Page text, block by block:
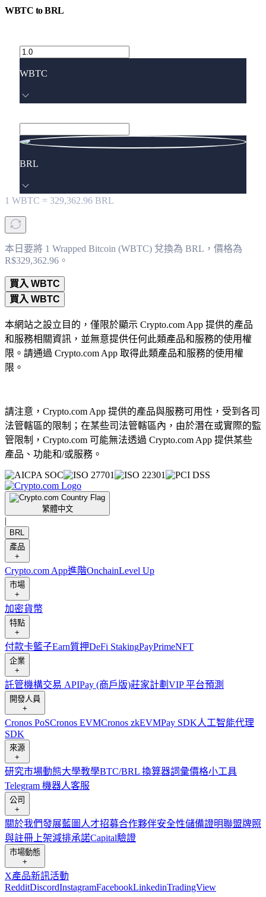
WBTC toBRL
WBTC
BRL
1 WBTC = 329,362.96 BRL
本日要將 1 Wrapped Bitcoin (WBTC) 兌換為 BRL，價格為
R$329,362.96。
買入 WBTC
買入 WBTC
本網站之設立目的，僅限於顯示 Crypto.com App 提供的產品
和服務相關資訊，並無意提供任何此類產品和服務的使用權
限。請通過 Crypto.com App 取得此類產品和服務的使用權
限。
請注意，Crypto.com App 提供的產品與服務可用性，受到各司
法管轄區的限制；在某些司法管轄區內，由於潛在或實際的監
管限制，Crypto.com 可能無法透過 Crypto.com App 提供某些
產品、功能和/或服務。
繁體中文
|
BRL
產品
+
Crypto.com App進階OnchainLevel Up
市場
+
加密貨幣
特點
+
付款卡籃子Earn質押DeFi StakingPayPrimeNFT
企業
+
託管機構交易 APIPay (商戶版)莊家計劃 VIP 平台預測
開發人員
+
Cronos PoSCronos EVMCronos zkEVMPay SDK人工智能代理
SDK
來源
+
研究市場動態大學教學BTC/BRL 換算器詞彙價格小工具
Telegram 機器人客服
公司
+
關於我們發展藍圖 人才招募合作夥伴安全性儲備證明聯盟牌照
與註冊 上架減排承諾Capital驗證
市場動態
+
X產品新訊活動
RedditDiscordInstagramFacebookLinkedinTradingView